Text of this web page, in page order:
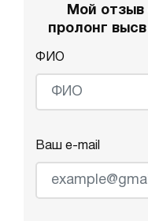
Мой отзыв
пролонг
ФИО
Ваш e-mail